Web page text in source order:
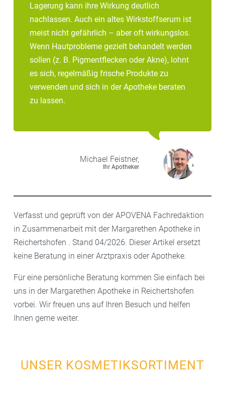
Lagerung kann ihre Wirkung deutlich
nachlassen. Auch ein altes Wirkstoffserum ist
meist nicht gefährlich – aber oft wirkungslos.
Wenn Hautprobleme gezielt behandelt werden
sollen (z. B. Pigmentflecken oder Akne), lohnt
es sich, regelmäßig frische Produkte zu
verwenden und sich in der Apotheke beraten
zu lassen.
Michael Feistner,
Ihr Apotheker
Verfasst und geprüft von der APOVENA Fachredaktion
in Zusammenarbeit mit der Margarethen Apotheke in
Reichertshofen . Stand 04/2026. Dieser Artikel ersetzt
keine Beratung in einer Arztpraxis oder Apotheke.
Für eine persönliche Beratung kommen Sie einfach bei
uns in der Margarethen Apotheke in Reichertshofen
vorbei. Wir freuen uns auf Ihren Besuch und helfen
Ihnen gerne weiter.
UNSER KOSMETIKSORTIMENT